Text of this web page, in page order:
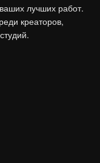
лучших работ.
креаторов,